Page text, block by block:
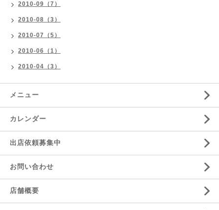
2010-09（7）
2010-08（3）
2010-07（5）
2010-06（1）
2010-04（3）
メニュー
カレンダー
出店依頼募集中
お問い合わせ
店舗概要